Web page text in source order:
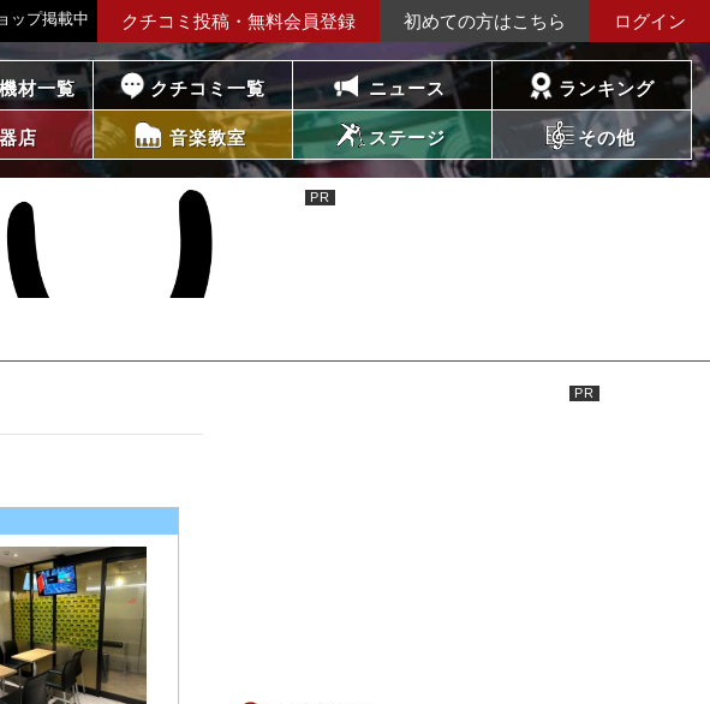
ップ掲載中 クチコミ投稿・無料会員登録 初めての方はこちら ログイン
材一覧 クチコミ一覧 ニュース ランキング
店 音楽教室 ステージ その他